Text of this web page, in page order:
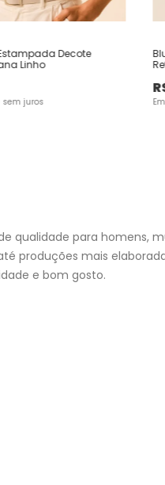
Decote
Linho
sem juros
qualidade para homens,
produções mais
e bom gosto.